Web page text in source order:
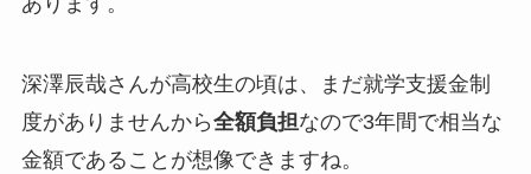
深澤辰哉さんが高校生の頃は、まだ就学支援金制
度がありませんから全額負担なので3年間で相当な
金額であることが想像できますね。